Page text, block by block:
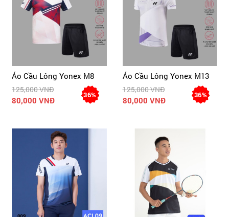
Áo Cầu Lông Yonex M8
125,000 VNĐ
80,000 VNĐ
36%
Áo Cầu Lông Yonex M13
125,000 VNĐ
80,000 VNĐ
36%